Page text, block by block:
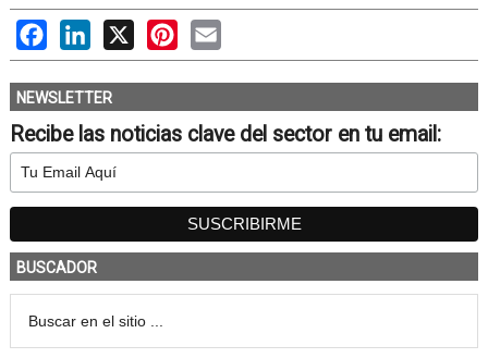
FacebookLinkedIn
X PinterestEmail
NEWSLETTER
Recibe las noticias clave del sector en tu email:
BUSCADOR